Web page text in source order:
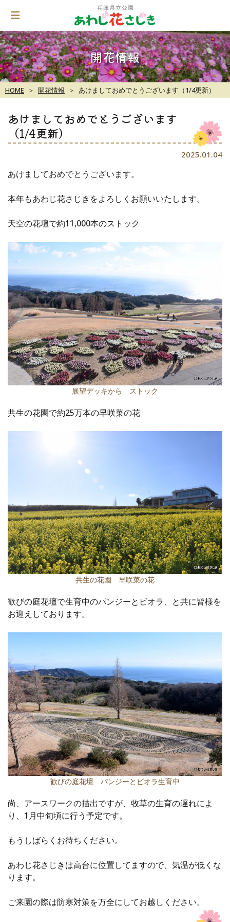
content
開花情報
HOME 開花情報 あけましておめでとうございます（1/4更新）
あけましておめでとうございます
（1/4更新）
2025.01.04
あけましておめでとうございます。
本年もあわじ花さじきをよろしくお願いいたします。
天空の花壇で約11,000本のストック
展望デッキから ストック
共生の花園で約25万本の早咲菜の花
共生の花園 早咲菜の花
歓びの庭花壇で生育中のパンジーとビオラ、と共に皆様を
お迎えしております。
歓びの庭花壇 パンジーとビオラ生育中
尚、アースワークの描出ですが、牧草の生育の遅れによ
り、1月中旬頃に行う予定です。
もうしばらくお待ちください。
あわじ花さじきは高台に位置してますので、気温が低くな
ります。
ご来園の際は防寒対策を万全にしてお越しください。